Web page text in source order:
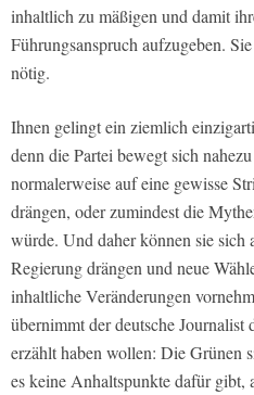
inhaltlich zu mäßigen und damit
Führungsanspruch aufzugeben.
nötig.
Ihnen gelingt ein ziemlich
denn die Partei bewegt sich
normalerweise auf eine gewisse
drängen, oder zumindest die
würde. Und daher können sie sich
Regierung drängen und neue
inhaltliche Veränderungen
übernimmt der deutsche
erzählt haben wollen: Die Grünen
es keine Anhaltspunkte dafür gibt,